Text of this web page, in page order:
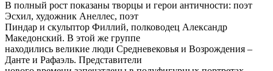
В полный рост показаны творцы и герои античности: поэт
Эсхил, художник Анеллес, поэт
Пиндар и скульптор Филлий, полководец Александр
Македонский. В этой же группе
находились великие люди Средневековья и Возрождения –
Данте и Рафаэль. Представители